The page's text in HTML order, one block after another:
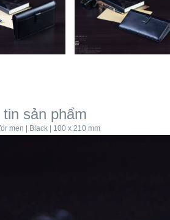
sản phẩm
men | Black | 100 x 210 mm